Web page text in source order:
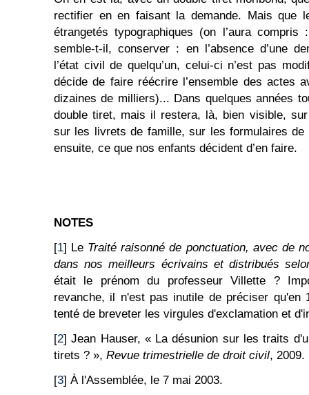
rectifier en en faisant la demande. Mais que
étrangetés typographiques (on l’aura compris
semble-t-il, conserver : en l’absence d’une
l’état civil de quelqu’un, celui-ci n’est pas
décide de faire réécrire l’ensemble des actes
dizaines de milliers)... Dans quelques années
double tiret, mais il restera, là, bien visible,
sur les livrets de famille, sur les formulaires
ensuite, ce que nos enfants décident d’en faire.
NOTES
[1] Le Traité raisonné de ponctuation, avec de
dans nos meilleurs écrivains et distribués
était le prénom du professeur Villette ?
revanche, il n'est pas inutile de préciser qu'en
tenté de breveter les virgules d'exclamation et
[2] Jean Hauser, « La désunion sur les traits
tirets ? », Revue trimestrielle de droit civil, 2009.
[3] À l'Assemblée, le 7 mai 2003.